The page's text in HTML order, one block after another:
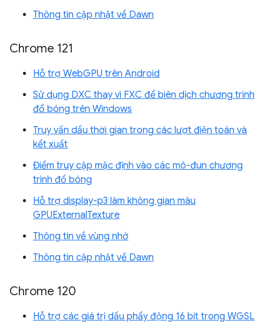
Thông tin cập nhật về Dawn
Chrome 121
Hỗ trợ WebGPU trên Android
Sử dụng DXC thay vì FXC để biên dịch chương trình
đổ bóng trên Windows
Truy vấn dấu thời gian trong các lượt điện toán và
kết xuất
Điểm truy cập mặc định vào các mô-đun chương
trình đổ bóng
Hỗ trợ display-p3 làm không gian màu
GPUExternalTexture
Thông tin về vùng nhớ
Thông tin cập nhật về Dawn
Chrome 120
Hỗ trợ các giá trị dấu phẩy động 16 bit trong WGSL